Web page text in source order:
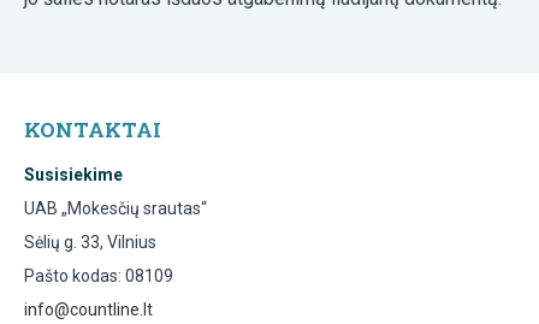
KONTAKTAI
Susisiekime
UAB „Mokesčių srautas“
Sėlių g. 33, Vilnius
Pašto kodas: 08109
info@countline.lt